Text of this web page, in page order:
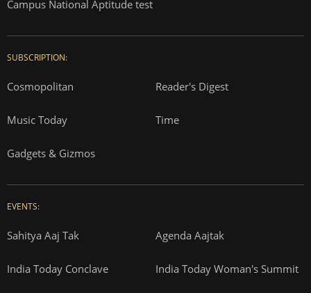
Campus National Aptitude test
SUBSCRIPTION:
Cosmopolitan Reader's Digest
Music Today Time
Gadgets & Gizmos
EVENTS:
Sahitya Aaj Tak Agenda Aajtak
India Today Conclave India Today Woman's Summit